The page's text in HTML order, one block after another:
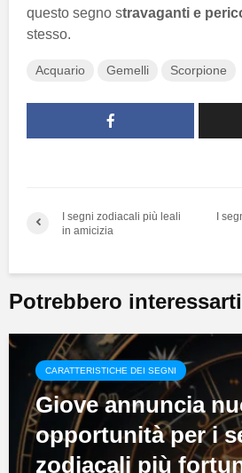
questo segno stravaganti e
stesso.
Acquario Gemelli Scorpione
I segni zodiacali più leali
in amicizia
I
Potrebbero interessarti
CARATTERISTICHE DEI SEGNI
Giove annuncia
opportunità per i
zodiacali più